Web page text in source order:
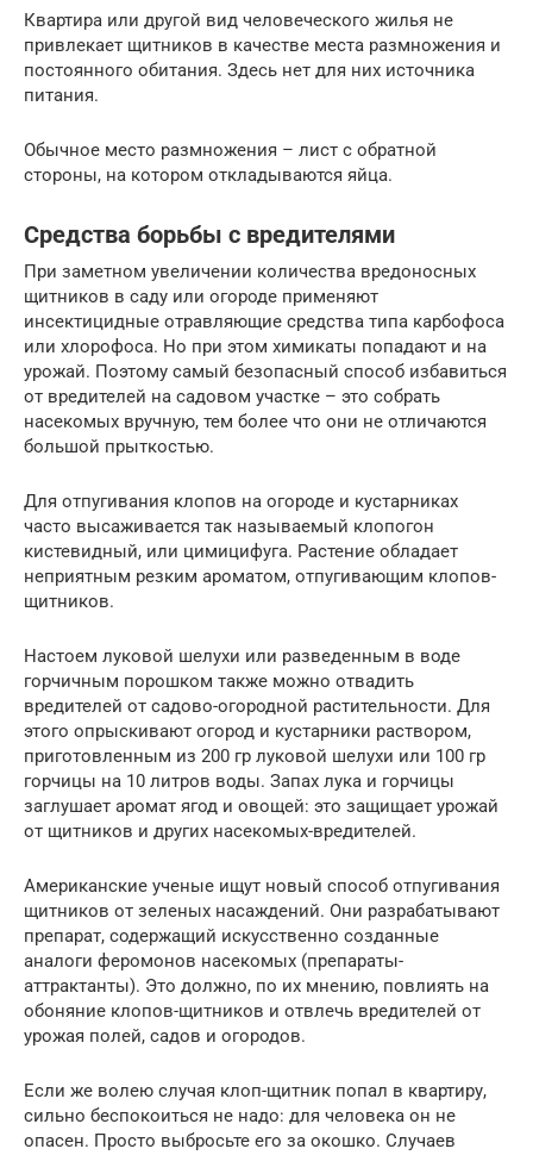
Квартира или другой вид человеческого жилья не
привлекает щитников в качестве места размножения и
постоянного обитания. Здесь нет для них источника
питания.
Обычное место размножения – лист с обратной
стороны, на котором откладываются яйца.
Средства борьбы с вредителями
При заметном увеличении количества вредоносных
щитников в саду или огороде применяют
инсектицидные отравляющие средства типа карбофоса
или хлорофоса. Но при этом химикаты попадают и на
урожай. Поэтому самый безопасный способ избавиться
от вредителей на садовом участке – это собрать
насекомых вручную, тем более что они не отличаются
большой прыткостью.
Для отпугивания клопов на огороде и кустарниках
часто высаживается так называемый клопогон
кистевидный, или цимицифуга. Растение обладает
неприятным резким ароматом, отпугивающим клопов-
щитников.
Настоем луковой шелухи или разведенным в воде
горчичным порошком также можно отвадить
вредителей от садово-огородной растительности. Для
этого опрыскивают огород и кустарники раствором,
приготовленным из 200 гр луковой шелухи или 100 гр
горчицы на 10 литров воды. Запах лука и горчицы
заглушает аромат ягод и овощей: это защищает урожай
от щитников и других насекомых-вредителей.
Американские ученые ищут новый способ отпугивания
щитников от зеленых насаждений. Они разрабатывают
препарат, содержащий искусственно созданные
аналоги феромонов насекомых (препараты-
аттрактанты). Это должно, по их мнению, повлиять на
обоняние клопов-щитников и отвлечь вредителей от
урожая полей, садов и огородов.
Если же волею случая клоп-щитник попал в квартиру,
сильно беспокоиться не надо: для человека он не
опасен. Просто выбросьте его за окошко. Случаев